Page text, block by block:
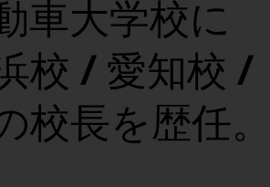
車大学校に
校 / 愛知校 /
校長を歴任。